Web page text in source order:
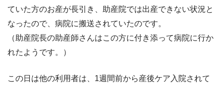
ていた方のお産が長引き、助産院では出産できない状況と
なったので、病院に搬送されていたのです。
（助産院長の助産師さんはこの方に付き添って病院に行か
れたようです。）
この日は他の利用者は、1週間前から産後ケア入院されて